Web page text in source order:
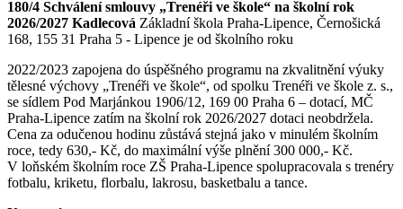
180/4 Schválení smlouvy „Trenéři ve škole“ na školní rok
2026/2027 Kadlecová Základní škola Praha-Lipence, Černošická
168, 155 31 Praha 5 - Lipence je od školního roku
2022/2023 zapojena do úspěšného programu na zkvalitnění výuky
tělesné výchovy „Trenéři ve škole“, od spolku Trenéři ve škole z. s.,
se sídlem Pod Marjánkou 1906/12, 169 00 Praha 6 – dotací, MČ
Praha-Lipence zatím na školní rok 2026/2027 dotaci neobdržela.
Cena za odučenou hodinu zůstává stejná jako v minulém školním
roce, tedy 630,- Kč, do maximální výše plnění 300 000,- Kč.
V loňském školním roce ZŠ Praha-Lipence spolupracovala s trenéry
fotbalu, kriketu, florbalu, lakrosu, basketbalu a tance.